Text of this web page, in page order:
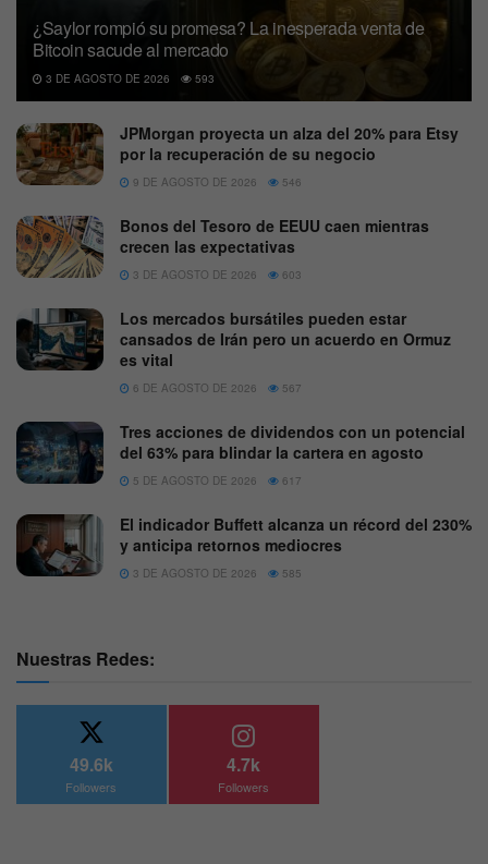
¿Saylor rompió su promesa? La inesperada venta de
Bitcoin sacude al mercado
3 DE AGOSTO DE 2026 593
JPMorgan proyecta un alza del 20% para Etsy
por la recuperación de su negocio
9 DE AGOSTO DE 2026 546
Bonos del Tesoro de EEUU caen mientras
crecen las expectativas
3 DE AGOSTO DE 2026 603
Los mercados bursátiles pueden estar
cansados de Irán pero un acuerdo en Ormuz
es vital
6 DE AGOSTO DE 2026 567
Tres acciones de dividendos con un potencial
del 63% para blindar la cartera en agosto
5 DE AGOSTO DE 2026 617
El indicador Buffett alcanza un récord del 230%
y anticipa retornos mediocres
3 DE AGOSTO DE 2026 585
Nuestras Redes:
49.6k
Followers
4.7k
Followers